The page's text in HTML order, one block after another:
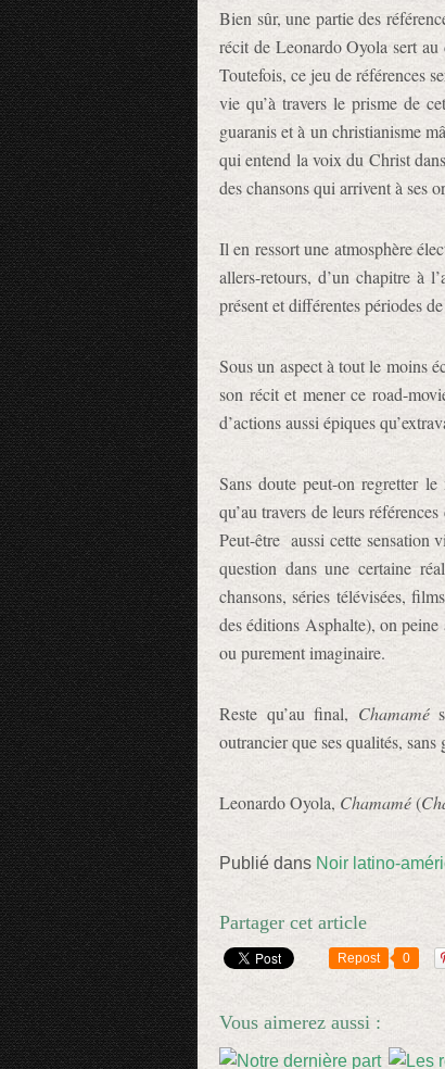
Bien sûr, une partie des
récit de Leonardo Oyola sert au
Toutefois, ce jeu de références
vie qu’à travers le prisme de
guaranis et à un christianisme
qui entend la voix du Christ
des chansons qui arrivent à ses
Il en ressort une atmosphère
allers-retours, d’un chapitre à
présent et différentes périodes
Sous un aspect à tout le moins
son récit et mener ce road-
d’actions aussi épiques
Sans doute peut-on regretter le
qu’au travers de leurs
Peut-être aussi cette sensation
question dans une certaine
chansons, séries télévisées,
des éditions Asphalte), on
ou purement imaginaire.
Reste qu’au final, Chamamé
outrancier que ses qualités,
Leonardo Oyola, Chamamé(
Publié dans Noir latino-
Partager cet article
Repost 0
Vous aimerez aussi :